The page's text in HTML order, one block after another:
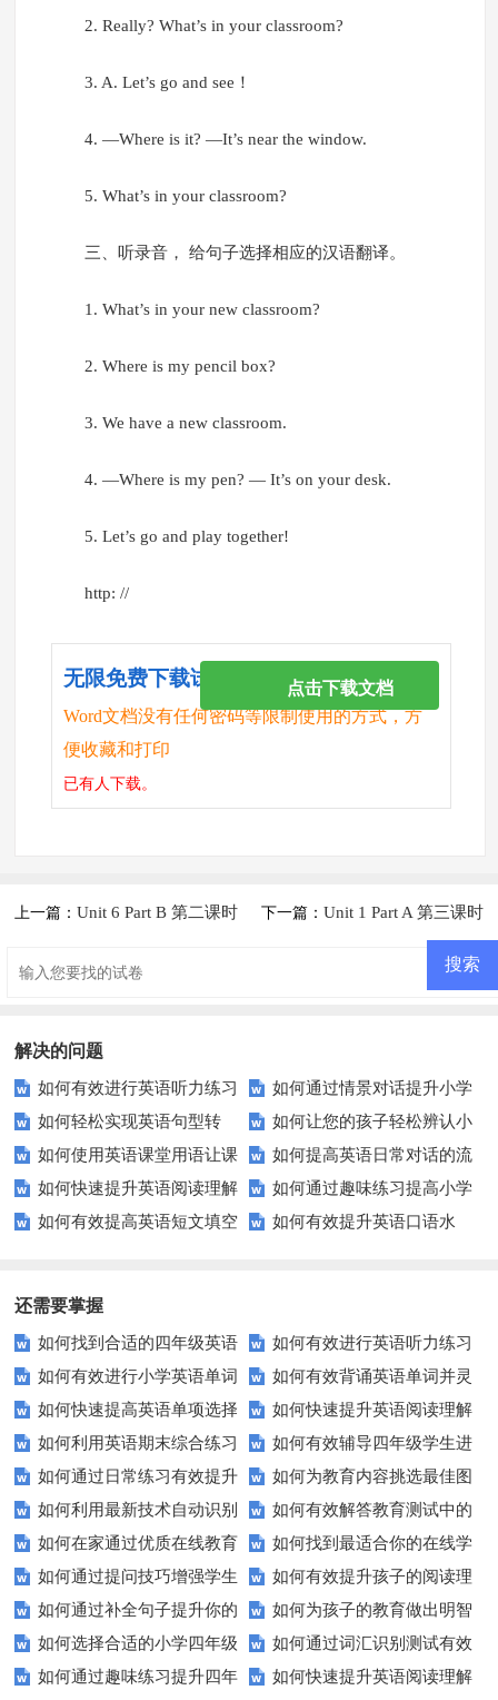
2. Really? What’s in your classroom?
3. A. Let’s go and see！
4. —Where is it? —It’s near the window.
5. What’s in your classroom?
三、听录音， 给句子选择相应的汉语翻译。
1. What’s in your new classroom?
2. Where is my pencil box?
3. We have a new classroom.
4. —Where is my pen? — It’s on your desk.
5. Let’s go and play together!
http: //
无限免费下载试卷
Word文档没有任何密码等限制使用的方式，方
便收藏和打印
已有人下载。
点击下载文档
上一篇：Unit 6 Part B 第二课时 下一篇： Unit 1 Part A 第三课时
解决的问题
如何有效进行英语听力练习
以快速提升？
如何通过情景对话提升小学
生的英语口语能力？
如何轻松实现英语句型转
换？这些技巧你必须知道！
如何让您的孩子轻松辨认小
学英语单词？试试这些妙招！
如何使用英语课堂用语让课
程更生动有趣？
如何提高英语日常对话的流
利度？这些技巧帮到您！
如何快速提升英语阅读理解
能力？这些技巧你必须知道！
如何通过趣味练习提高小学
生的英语语法水平？
如何有效提高英语短文填空
如何有效提升英语口语水
还需要掌握
如何找到合适的四年级英语
期末测试卷来提高孩子的成绩？
如何有效进行英语听力练习
以快速提升？
如何有效进行小学英语单词
与短语的默写练习？家长和老师
必看！
如何有效背诵英语单词并灵
活运用？
如何快速提高英语单项选择
题的得分？
如何快速提升英语阅读理解
能力？这些技巧你必须知道！
如何利用英语期末综合练习
卷高效备考？
如何有效辅导四年级学生进
行英语学习？这里有你需要的所
有资源！
如何通过日常练习有效提升
英语听力？
如何为教育内容挑选最佳图
片？这些建议让你的文章脱颖而
出！
如何利用最新技术自动识别
图片内容？
如何有效解答教育测试中的
排序题？[疑问式标题]
如何在家通过优质在线教育
资源提升自我？
如何找到最适合你的在线学
习平台？这里有你需要知道的一
切！
如何通过提问技巧增强学生
的课堂互动？
如何有效提升孩子的阅读理
解能力？这里有秘诀！
如何通过补全句子提升你的
写作技巧？
如何为孩子的教育做出明智
的选择？——一份全面指南
如何选择合适的小学四年级
英语听力练习？
如何通过词汇识别测试有效
提升英语词汇量？
如何通过趣味练习提升四年
如何快速提升英语阅读理解